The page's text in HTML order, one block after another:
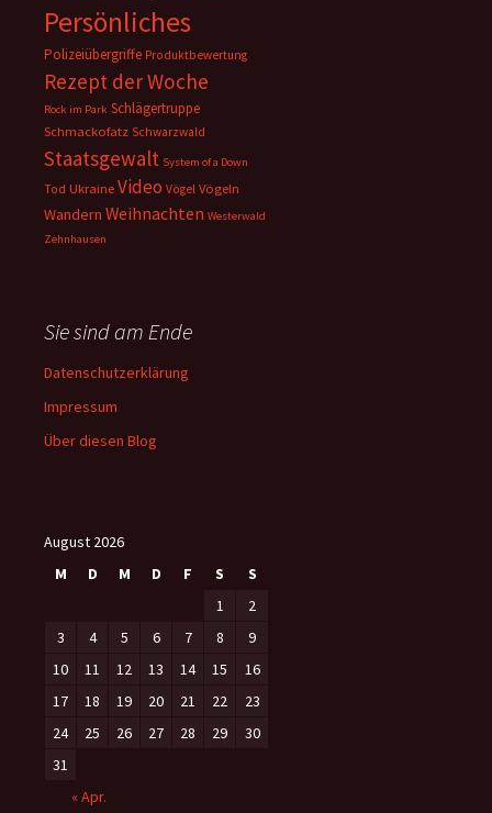
Persönliches
Polizeiübergriffe Produktbewertung
Rezept der Woche
Rock im Park Schlägertruppe
Schmackofatz Schwarzwald
Staatsgewalt System of a Down
Tod Ukraine Video Vögel Vögeln
Wandern Weihnachten Westerwald
Zehnhausen
Sie sind am Ende
Datenschutzerklärung
Impressum
Über diesen Blog
August 2026
M
D M D F S
S
1
2
3
4 5 6 7 8
9
10
11 12 13 14 15
16
17
18 19 20 21 22
23
24
25 26 27 28 29
30
31
« Apr.